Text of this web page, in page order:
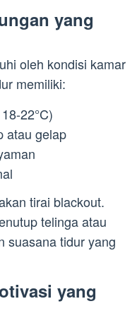
yang
oleh kondisi kamar
memiliki:
22°C)
atau gelap
tirai blackout.
telinga atau
suasana tidur yang
yang